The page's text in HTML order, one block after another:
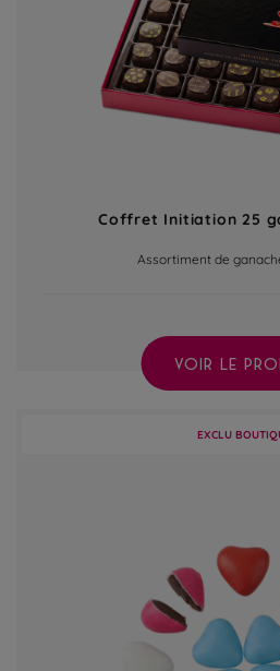
Coffret Initiation 25
Assortiment de
VOIR LE
EXCLU